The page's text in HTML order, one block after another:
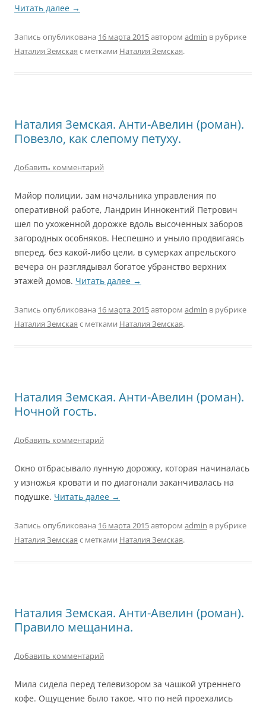
Читать далее →
Запись опубликована 16 марта 2015автором admin в рубрике
Наталия Земская с метками Наталия Земская.
Наталия Земская. Анти-Авелин (роман).
Повезло, как слепому петуху.
Добавить комментарий
Майор полиции, зам начальника управления по
оперативной работе, Ландрин Иннокентий Петрович
шел по ухоженной дорожке вдоль высоченных заборов
загородных особняков. Неспешно и уныло продвигаясь
вперед, без какой-либо цели, в сумерках апрельского
вечера он разглядывал богатое убранство верхних
этажей домов. Читать далее →
Запись опубликована 16 марта 2015автором admin в рубрике
Наталия Земская с метками Наталия Земская.
Наталия Земская. Анти-Авелин (роман).
Ночной гость.
Добавить комментарий
Окно отбрасывало лунную дорожку, которая начиналась
у изножья кровати и по диагонали заканчивалась на
подушке. Читать далее →
Запись опубликована 16 марта 2015автором admin в рубрике
Наталия Земская с метками Наталия Земская.
Наталия Земская. Анти-Авелин (роман).
Правило мещанина.
Добавить комментарий
Мила сидела перед телевизором за чашкой утреннего
кофе. Ощущение было такое, что по ней проехались